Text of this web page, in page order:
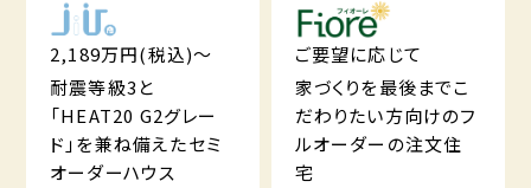
2,189万円(税込)～
耐震等級3と
「HEAT20 G2グレー
ド」を兼ね備えたセミ
オーダーハウス
ご要望に応じて
家づくりを最後までこ
だわりたい方向けのフ
ルオーダーの注文住
宅